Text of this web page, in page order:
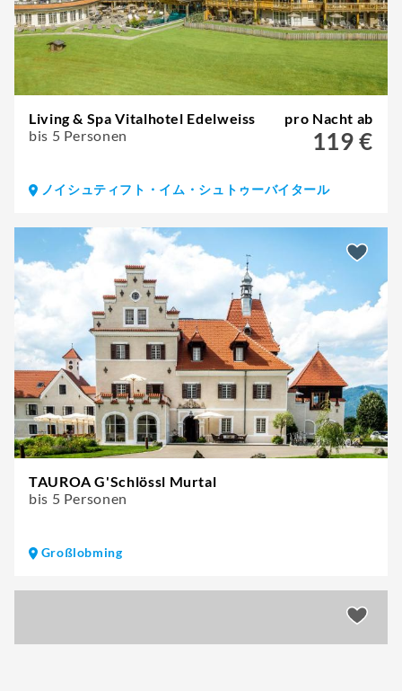
Living & Spa Vitalhotel Edelweiss
bis 5 Personen
pro Nacht ab
119 €
ノイシュティフト・イム・シュトゥーバイタール
TAUROA G'Schlössl Murtal
bis 5 Personen
Großlobming